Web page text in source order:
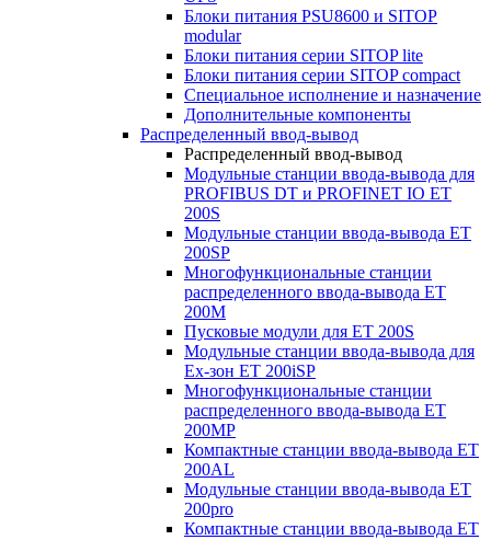
Блоки питания PSU8600 и SITOP
modular
Блоки питания серии SITOP lite
Блоки питания серии SITOP compact
Специальное исполнение и назначение
Дополнительные компоненты
Распределенный ввод-вывод
Распределенный ввод-вывод
Модульные станции ввода-вывода для
PROFIBUS DT и PROFINET IO ET
200S
Модульные станции ввода-вывода ET
200SP
Многофункциональные станции
распределенного ввода-вывода ET
200M
Пусковые модули для ET 200S
Модульные станции ввода-вывода для
Ex-зон ET 200iSP
Многофункциональные станции
распределенного ввода-вывода ET
200MP
Компактные станции ввода-вывода ET
200AL
Модульные станции ввода-вывода ET
200pro
Компактные станции ввода-вывода ET